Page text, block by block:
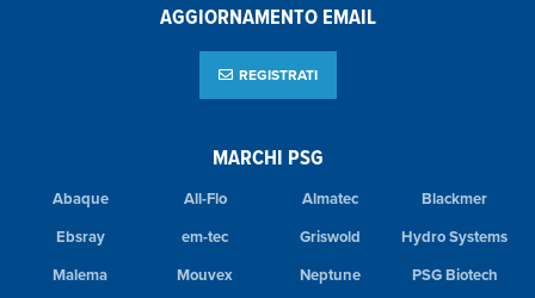
MARCHI PSG
Abaque All-Flo Almatec
Blackmer
Ebsray
em-tec Griswold
Hydro Systems
Malema
Mouvex Neptune
PSG Biotech
AGGIORNAMENTO EMAIL
REGISTRATI